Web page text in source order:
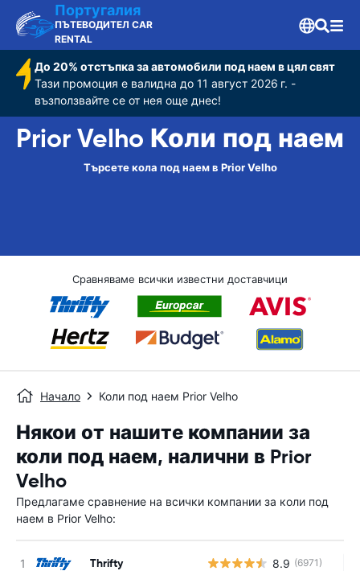
Португалия
ПЪТЕВОДИТЕЛ CAR
RENTAL
До 20% отстъпка за автомобили под наем в цял свят
Тази промоция е валидна до 11 август 2026 г. -
възползвайте се от нея още днес!
Prior Velho Коли под наем
Търсете кола под наем в Prior Velho
Сравняваме всички известни доставчици
Начало Коли под наем Prior Velho
Някои от нашите компании за
коли под наем, налични в Prior
Velho
Предлагаме сравнение на всички компании за коли под
наем в Prior Velho:
Thrifty 8.9 (6971)